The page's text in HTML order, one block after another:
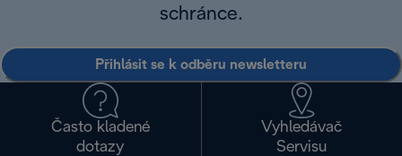
schránce.
Přihlásit se k odběru newsletteru
Často kladené
dotazy
Vyhledávač
Servisu